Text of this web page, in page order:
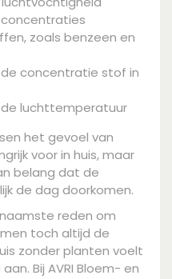
zoals benzeen en
concentratie stof in
luchttemperatuur
het gevoel van
voor in huis, maar
belang dat de
de dag doorkomen.
reden om
toch altijd de
zonder planten voelt
Bij AVRI Bloem- en